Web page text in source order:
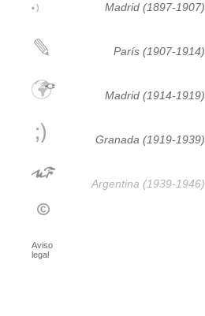
Aviso
legal
Madrid (1897-1907)
París (1907-1914)
Madrid (1914-1919)
Granada (1919-1939)
Argentina (1939-1946)